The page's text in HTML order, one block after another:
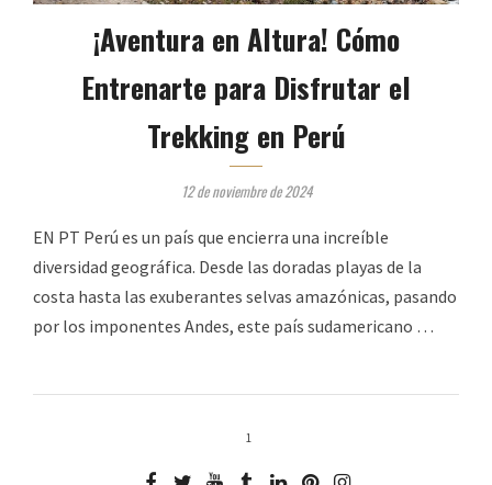
¡Aventura en Altura! Cómo
Entrenarte para Disfrutar el
Trekking en Perú
12 de noviembre de 2024
EN PT Perú es un país que encierra una increíble
diversidad geográfica. Desde las doradas playas de la
costa hasta las exuberantes selvas amazónicas, pasando
por los imponentes Andes, este país sudamericano …
1